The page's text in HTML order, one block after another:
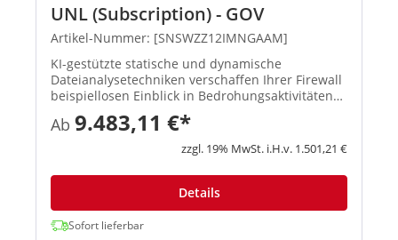
UNL (Subscription) - GOV
Artikel-Nummer: [SNSWZZ12IMNGAAM]
KI-gestützte statische und dynamische
Dateianalysetechniken verschaffen Ihrer Firewall
beispiellosen Einblick in Bedrohungsaktivitäten
und identifizieren und blockieren so effektiv
Ransomware sowie andere bekannte und
unbekannte Bedrohungen. Mit d...
Ab 9.483,11 €*
zzgl. 19% MwSt. i.H.v. 1.501,21 €
Details
Sofort lieferbar